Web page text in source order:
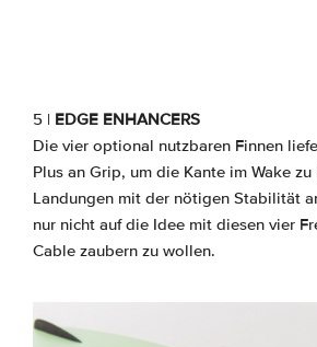
5 | EDGE ENHANCERS
Die vier optional nutzbaren Finnen
Plus an Grip, um die Kante im Wake
Landungen mit der nötigen Stabilität
nur nicht auf die Idee mit diesen vier
Cable zaubern zu wollen.